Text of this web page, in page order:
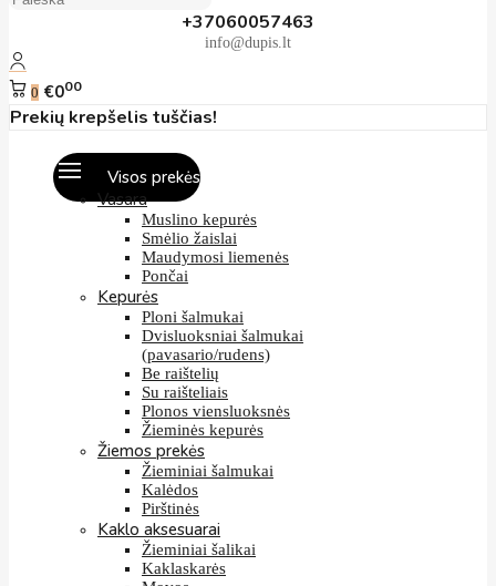
+37060057463
info@dupis.lt
0 €000
Prekių krepšelis tuščias!
Visos prekės
Vasara
Muslino kepurės
Smėlio žaislai
Maudymosi liemenės
Pončai
Kepurės
Ploni šalmukai
Dvisluoksniai šalmukai
(pavasario/rudens)
Be raištelių
Su raišteliais
Plonos viensluoksnės
Žieminės kepurės
Žiemos prekės
Žieminiai šalmukai
Kalėdos
Pirštinės
Kaklo aksesuarai
Žieminiai šalikai
Kaklaskarės